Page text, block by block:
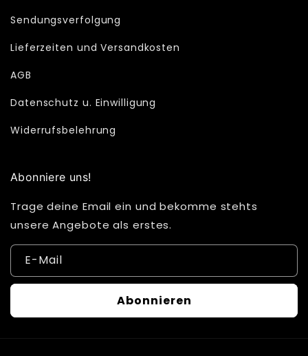
Sendungsverfolgung
Lieferzeiten und Versandkosten
AGB
Datenschutz u. Einwilligung
Widerrufsbelehrung
Abonniere uns!
Trage deine Email ein und bekomme stehts
unsere Angebote als erstes.
E-Mail
Abonnieren